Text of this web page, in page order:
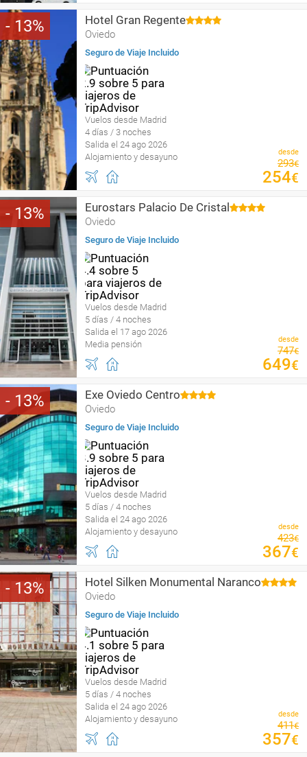
13 Hotel Gran Regente
Oviedo
Seguro de Viaje Incluido
Vuelos desde Madrid
4 días / 3 noches
Salida el 24 ago 2026
Alojamiento y desayuno
desde
293€
254€
13 Eurostars Palacio De Cristal
Oviedo
Seguro de Viaje Incluido
Vuelos desde Madrid
5 días / 4 noches
Salida el 17 ago 2026
Media pensión
desde
747€
649€
13 Exe Oviedo Centro
Oviedo
Seguro de Viaje Incluido
Vuelos desde Madrid
5 días / 4 noches
Salida el 24 ago 2026
Alojamiento y desayuno
desde
423€
367€
13 Hotel Silken Monumental Naranco
Oviedo
Seguro de Viaje Incluido
Vuelos desde Madrid
5 días / 4 noches
Salida el 24 ago 2026
Alojamiento y desayuno
desde
411€
357€